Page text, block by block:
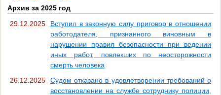
Архив за 2025 год
29.12.2025
Вступил в законную силу приговор в отношении
работодателя, признанного виновным в
нарушении правил безопасности при ведении
иных работ, повлекших по неосторожности
смерть человека
26.12.2025
Судом отказано в удовлетворении требований о
восстановлении на службе сотруднику полиции,